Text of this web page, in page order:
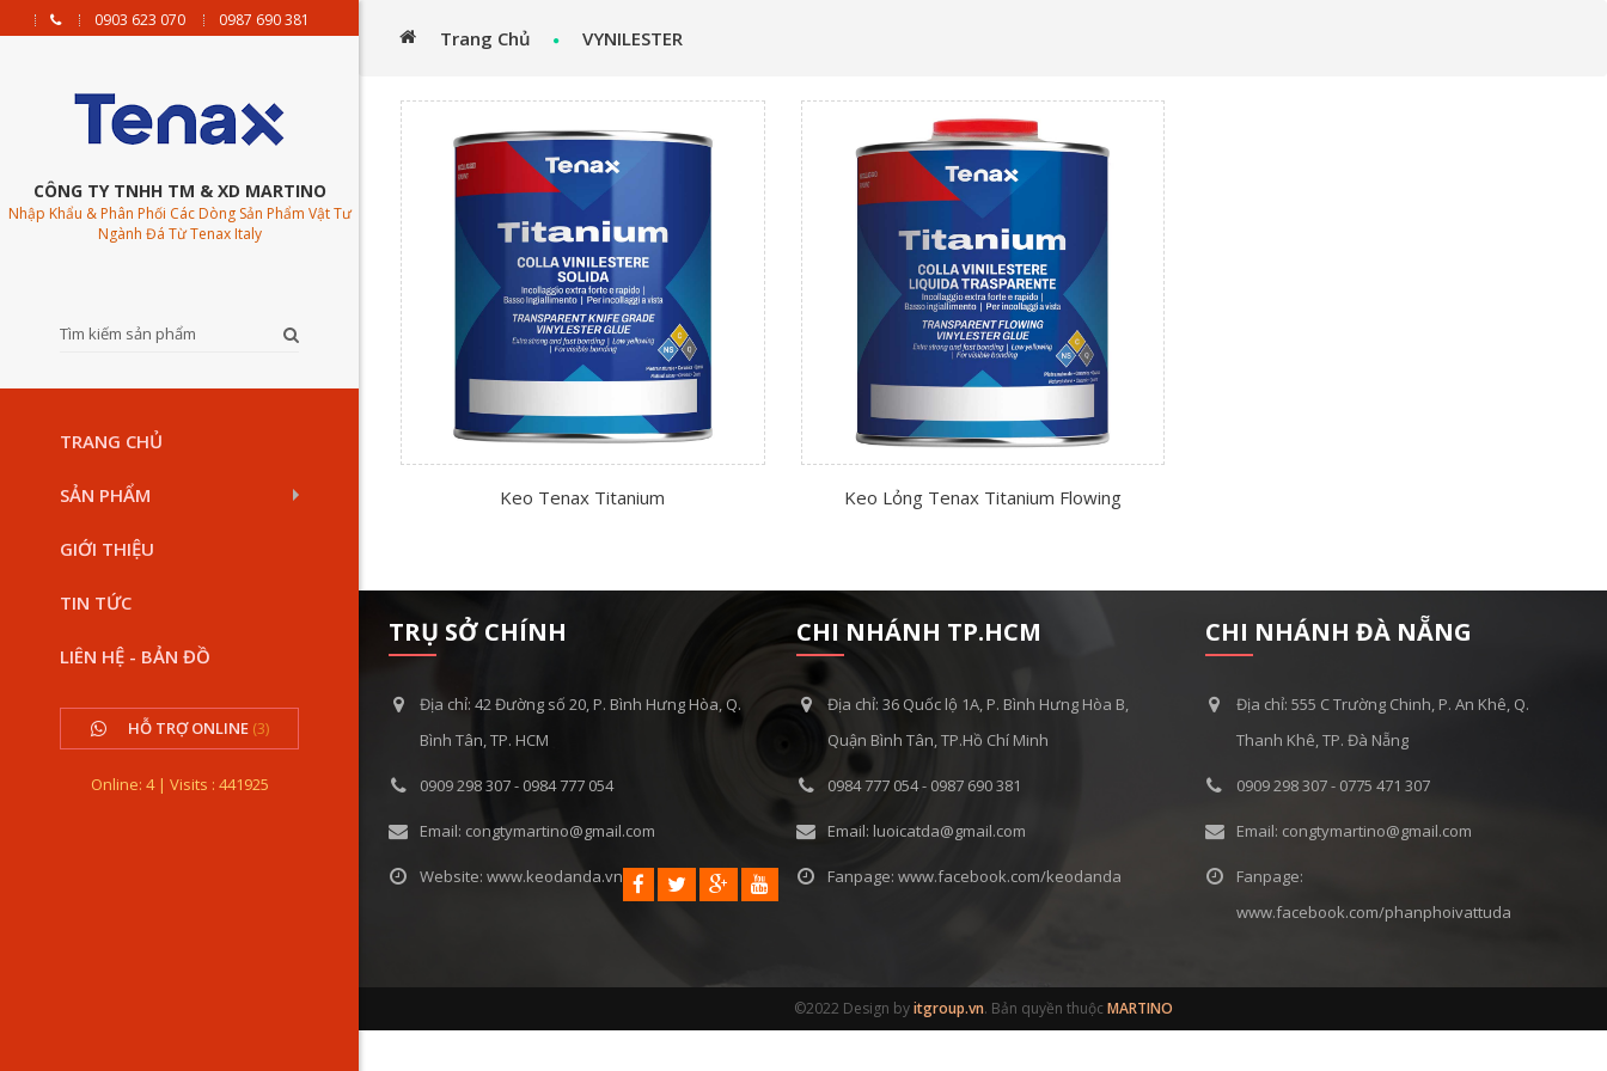
0903 623 070 0987 690 381
CÔNG TY TNHH TM & XD MARTINO
Nhập Khẩu & Phân Phối Các Dòng Sản Phẩm Vật Tư
Ngành Đá Từ Tenax Italy
TRANG CHỦ
SẢN PHẨM
GIỚI THIỆU
TIN TỨC
LIÊN HỆ - BẢN ĐỒ
HỖ TRỢ ONLINE (3)
Online: 4 | Visits : 441925
Trang Chủ VYNILESTER
Keo Tenax Titanium Keo Lỏng Tenax Titanium Flowing
TRỤ SỞ CHÍNH
Địa chỉ: 42 Đường số 20, P. Bình Hưng Hòa, Q.
Bình Tân, TP. HCM
0909 298 307 - 0984 777 054
Email: congtymartino@gmail.com
Website: www.keodanda.vn
CHI NHÁNH TP.HCM
Địa chỉ: 36 Quốc lộ 1A, P. Bình Hưng Hòa B,
Quận Bình Tân, TP.Hồ Chí Minh
0984 777 054 - 0987 690 381
Email: luoicatda@gmail.com
Fanpage: www.facebook.com/keodanda
CHI NHÁNH ĐÀ NẴNG
Địa chỉ: 555 C Trường Chinh, P. An Khê, Q.
Thanh Khê, TP. Đà Nẵng
0909 298 307 - 0775 471 307
Email: congtymartino@gmail.com
Fanpage:
www.facebook.com/phanphoivattuda
©2022 Design byitgroup.vn. Bản quyền thuộc MARTINO